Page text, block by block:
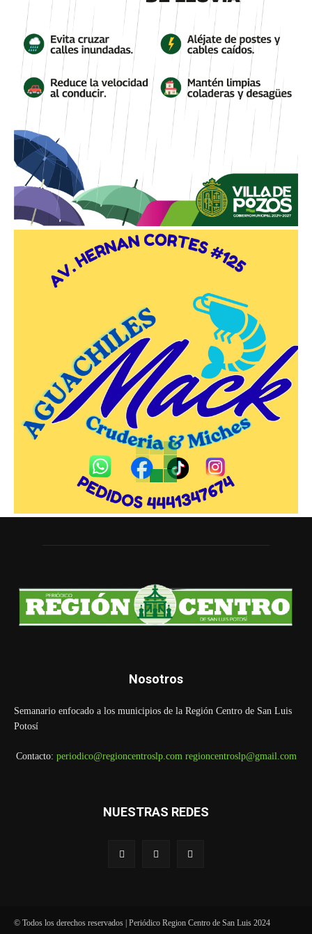
Nosotros
Semanario enfocado a los municipios de la Región Centro de San Luis
Potosí
Contacto: periodico@regioncentroslp.com regioncentroslp@gmail.com
NUESTRAS REDES
© Todos los derechos reservados | Periódico Region Centro de San Luis 2024